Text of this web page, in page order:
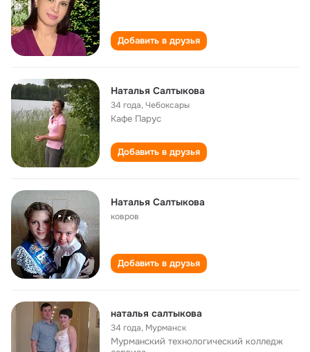
Добавить в друзья
Наталья Салтыкова
34 года,Чебоксары
Кафе Парус
Добавить в друзья
Наталья Салтыкова
ковров
Добавить в друзья
наталья салтыкова
34 года, Мурманск
Мурманский технологический колледж